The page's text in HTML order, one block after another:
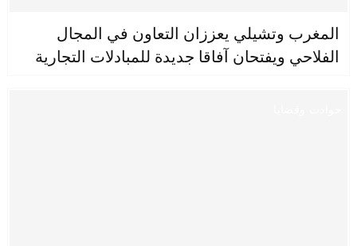
المغرب وتشيلي يعززان التعاون في المجال
الفلاحي ويفتحان آفاقا جديدة للمبادلات التجارية